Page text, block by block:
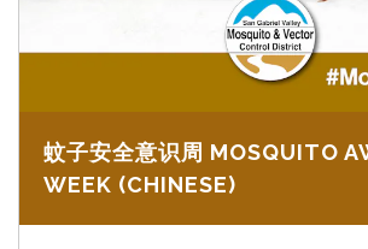
蚊子安全意识周 MOSQUITO
WEEK (CHINESE)